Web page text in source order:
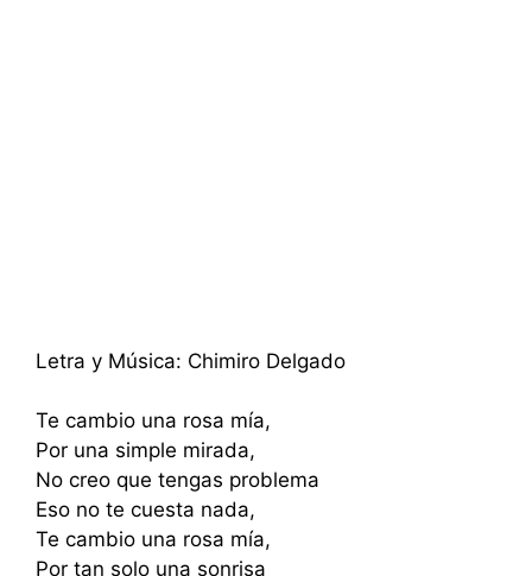
Letra y Música: Chimiro Delgado
Te cambio una rosa mía,
Por una simple mirada,
No creo que tengas problema
Eso no te cuesta nada,
Te cambio una rosa mía,
Por tan solo una sonrisa